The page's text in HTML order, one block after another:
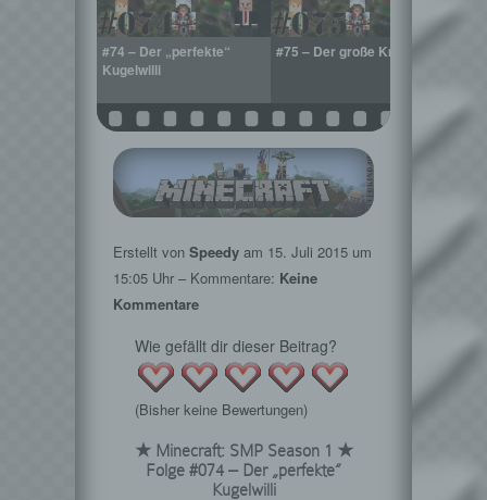
#74 – Der „perfekte“
Kugelwilli
#75 – Der große Knall
Erstellt von Speedy am 15. Juli 2015 um
15:05 Uhr – Kommentare: Keine
Kommentare
Wie gefällt dir dieser Beitrag?
(Bisher keine Bewertungen)
★ Minecraft: SMP Season 1 ★
Folge #074 – Der „perfekte“
Kugelwilli